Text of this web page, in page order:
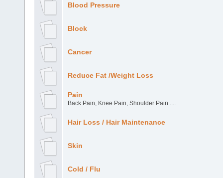
Blood Pressure
Block
Cancer
Reduce Fat /Weight Loss
Pain
Back Pain, Knee Pain, Shoulder Pain ....
Hair Loss / Hair Maintenance
Skin
Cold / Flu